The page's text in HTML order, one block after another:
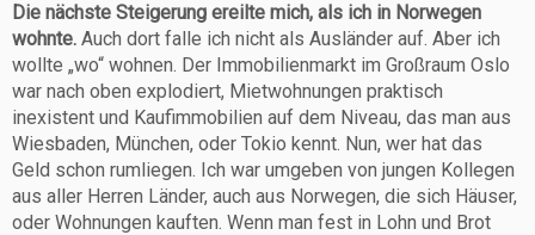
Die nächste Steigerung ereilte mich, als ich in Norwegen
wohnte. Auch dort falle ich nicht als Ausländer auf. Aber ich
wollte „wo“ wohnen. Der Immobilienmarkt im Großraum Oslo
war nach oben explodiert, Mietwohnungen praktisch
inexistent und Kaufimmobilien auf dem Niveau, das man aus
Wiesbaden, München, oder Tokio kennt. Nun, wer hat das
Geld schon rumliegen. Ich war umgeben von jungen Kollegen
aus aller Herren Länder, auch aus Norwegen, die sich Häuser,
oder Wohnungen kauften. Wenn man fest in Lohn und Brot